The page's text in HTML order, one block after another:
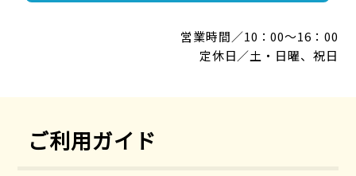
営業時間／10：00～16：00
定休日／土・日曜、祝日
ご利用ガイド